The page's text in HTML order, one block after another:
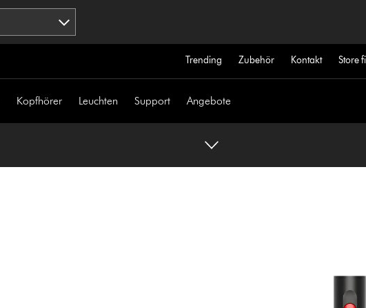
Trending Zubehör Kontakt Store
Kopfhörer Leuchten Support Angebote